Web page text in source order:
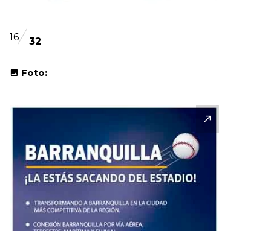
16 32
Foto: